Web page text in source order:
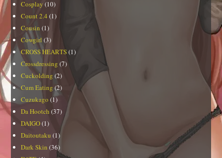
Cosplay (10)
Count 2.4 (1)
Cousin (1)
Cowgirl (3)
CROSS HEARTS(1)
Crossdressing (7)
Cuckolding (2)
Cum Eating (2)
Cuzukago (1)
Da Hootch (37)
DAIGO(1)
Daitoutaku (1)
Dark Skin (36)